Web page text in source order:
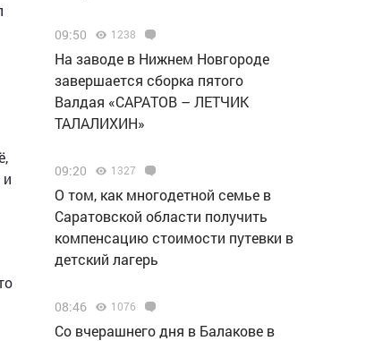
09:50 1238
Н️а заводе в Нижнем Новгороде
завершается сборка пятого
Валдая «САРАТОВ – ЛЕТЧИК
ТАЛАЛИХИН»
09:20 1327
О том, как многодетной семье в
Саратовской области получить
компенсацию стоимости путевки в
детский лагерь
08:46 1076
Со вчерашнего дня в Балакове в